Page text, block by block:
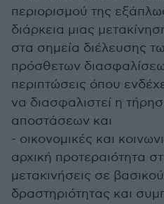
περιορισμού της
διάρκεια μιας
στα σημεία διέλευσης
πρόσθετων
περιπτώσεις όπου
να διασφαλιστεί η
αποστάσεων και
- οικονομικές και
αρχική προτεραιότητα
μετακινήσεις σε
δραστηριότητας και